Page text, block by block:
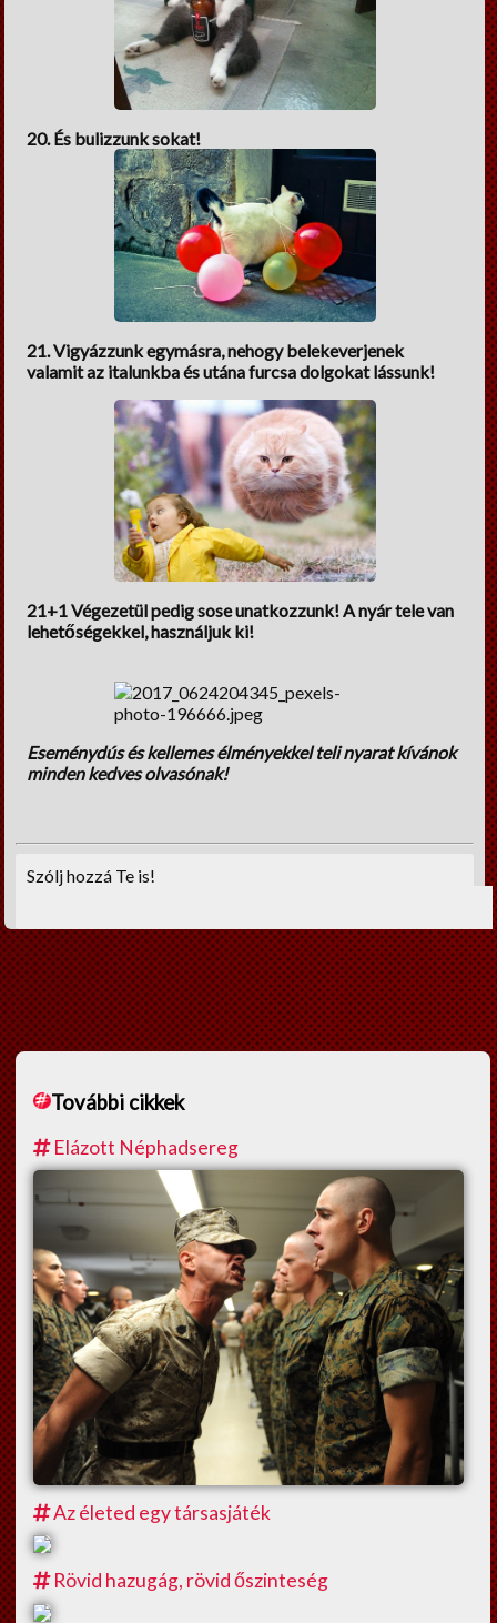
20. És bulizzunk sokat!
21. Vigyázzunk egymásra, nehogy belekeverjenek
valamit az italunkba és utána furcsa dolgokat lássunk!
21+1 Végezetül pedig sose unatkozzunk! A nyár tele van
lehetőségekkel, használjuk ki!
Eseménydús és kellemes élményekkel teli nyarat kívánok
minden kedves olvasónak!
Szólj hozzá Te is!
További cikkek
Elázott Néphadsereg
Az életed egy társasjáték
Rövid hazugág, rövid őszinteség